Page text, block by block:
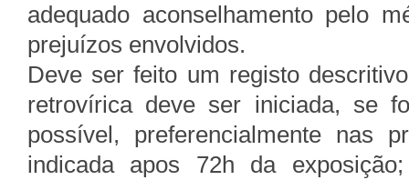
adequado aconselhamento pelo
prejuízos envolvidos.
Deve ser feito um registo
retrovírica deve ser iniciada, se
possível, preferencialmente nas
indicada apos 72h da